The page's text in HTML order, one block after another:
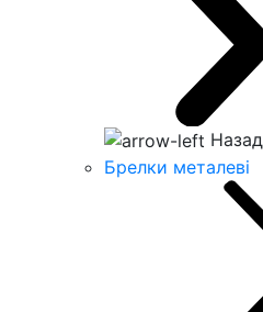
Назад
Брелки металеві